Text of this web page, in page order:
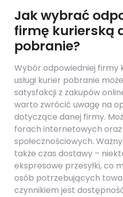
Jak wybrać
firmę kurierską
pobranie?
Wybór odpowiedniej firmy
usługi kurier pobranie
satysfakcji z zakupów
warto zwrócić uwagę na
dotyczące danej firmy.
forach internetowych
społecznościowych.
także czas dostawy –
ekspresowe przesyłki, co
osób potrzebujących
czynnikiem jest